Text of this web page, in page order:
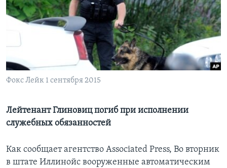
Learning English
СОЦИАЛЬНЫЕ СЕТИ
Фокс Лейк 1 сентября 2015
Лейтенант Глиновиц погиб при исполнении
служебных обязанностей
Как сообщает агентство Associated Press, Во вторник
в штате Иллинойс вооруженные автоматическим